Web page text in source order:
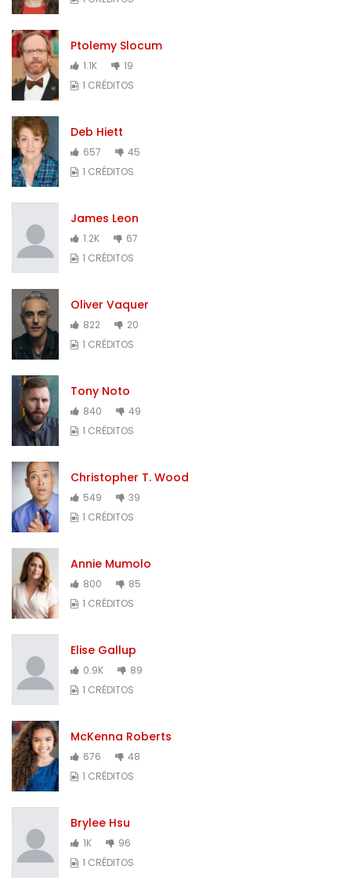
Ptolemy Slocum
1.1K
19
1 CRÉDITOS
Deb Hiett
657
45
1 CRÉDITOS
James Leon
1.2K
67
1 CRÉDITOS
Oliver Vaquer
822
20
1 CRÉDITOS
Tony Noto
840
49
1 CRÉDITOS
Christopher T. Wood
549
39
1 CRÉDITOS
Annie Mumolo
800
85
1 CRÉDITOS
Elise Gallup
0.9K
89
1 CRÉDITOS
McKenna Roberts
676
48
1 CRÉDITOS
Brylee Hsu
1K
96
1 CRÉDITOS